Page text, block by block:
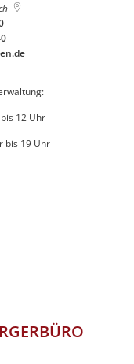
12 Uhr
bis 19 Uhr